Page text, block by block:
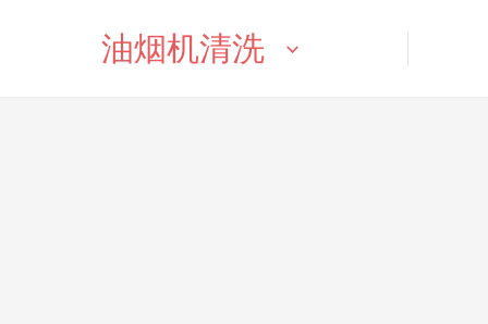
油烟机清洗